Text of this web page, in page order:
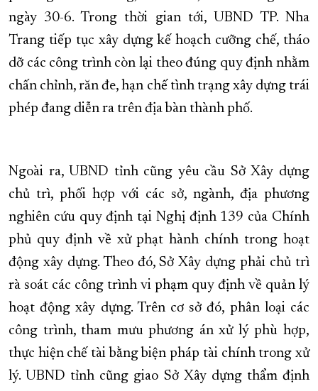
ngày 30-6. Trong thời gian tới, UBND TP. Nha
Trang tiếp tục xây dựng kế hoạch cưỡng chế, tháo
dỡ các công trình còn lại theo đúng quy định nhằm
chấn chỉnh, răn đe, hạn chế tình trạng xây dựng trái
phép đang diễn ra trên địa bàn thành phố.
Ngoài ra, UBND tỉnh cũng yêu cầu Sở Xây dựng
chủ trì, phối hợp với các sở, ngành, địa phương
nghiên cứu quy định tại Nghị định 139 của Chính
phủ quy định về xử phạt hành chính trong hoạt
động xây dựng. Theo đó, Sở Xây dựng phải chủ trì
rà soát các công trình vi phạm quy định về quản lý
hoạt động xây dựng. Trên cơ sở đó, phân loại các
công trình, tham mưu phương án xử lý phù hợp,
thực hiện chế tài bằng biện pháp tài chính trong xử
lý. UBND tỉnh cũng giao Sở Xây dựng thẩm định